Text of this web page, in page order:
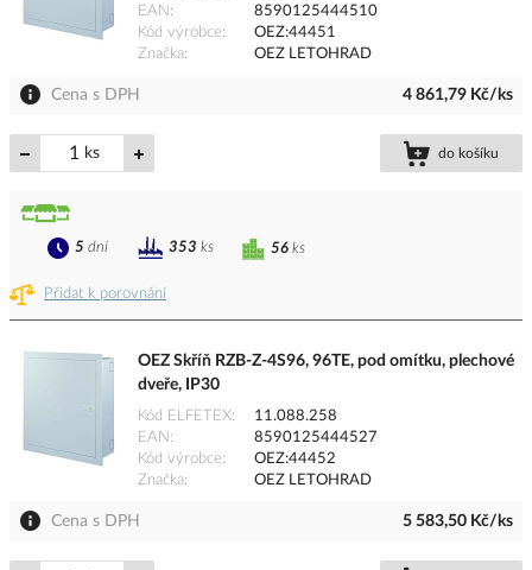
EAN
8590125444510
Kód výrobce
OEZ:44451
Značka
OEZ LETOHRAD
Cena s DPH 4 861,79 Kč/ks
ks do košíku
Přidat k porovnání
56 ks
5 dní 353 ks
OEZ Skříň RZB-Z-4S96, 96TE, pod omítku, plechové
dveře, IP30
Kód ELFETEX
11.088.258
EAN
8590125444527
Kód výrobce
OEZ:44452
Značka
OEZ LETOHRAD
Cena s DPH 5 583,50 Kč/ks